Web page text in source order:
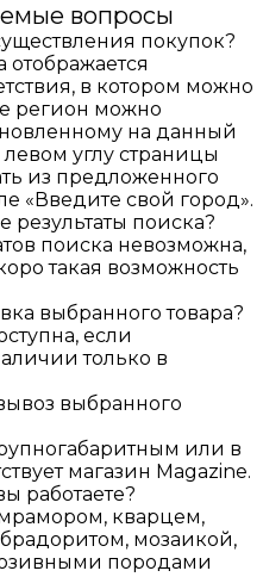
вопросы
покупок?
отображается
в котором можно
регион можно
на данный
углу страницы
из предложенного
«Введите свой город».
результаты поиска?
поиска невозможна,
такая возможность
выбранного товара?
если
только в
выбранного
или в
магазин Magazine.
работаете?
кварцем,
мозаикой,
породами